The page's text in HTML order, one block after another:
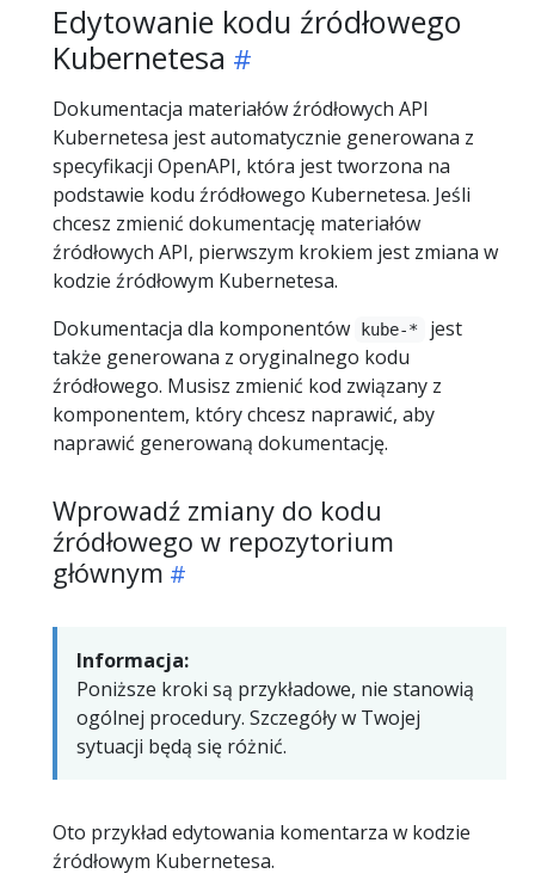
Edytowanie kodu źródłowego
Kubernetesa
Dokumentacja materiałów źródłowych API
Kubernetesa jest automatycznie generowana z
specyfikacji OpenAPI, która jest tworzona na
podstawie kodu źródłowego Kubernetesa. Jeśli
chcesz zmienić dokumentację materiałów
źródłowych API, pierwszym krokiem jest zmiana w
kodzie źródłowym Kubernetesa.
Dokumentacja dla komponentów
kube-*
jest
także generowana z oryginalnego kodu
źródłowego. Musisz zmienić kod związany z
komponentem, który chcesz naprawić, aby
naprawić generowaną dokumentację.
Wprowadź zmiany do kodu
źródłowego w repozytorium
głównym
Informacja:
Poniższe kroki są przykładowe, nie stanowią
ogólnej procedury. Szczegóły w Twojej
sytuacji będą się różnić.
Oto przykład edytowania komentarza w kodzie
źródłowym Kubernetesa.